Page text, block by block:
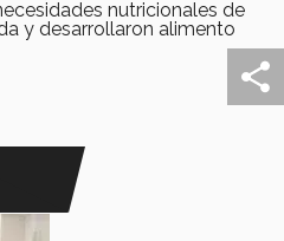
nutricionales de
y desarrollaron alimento